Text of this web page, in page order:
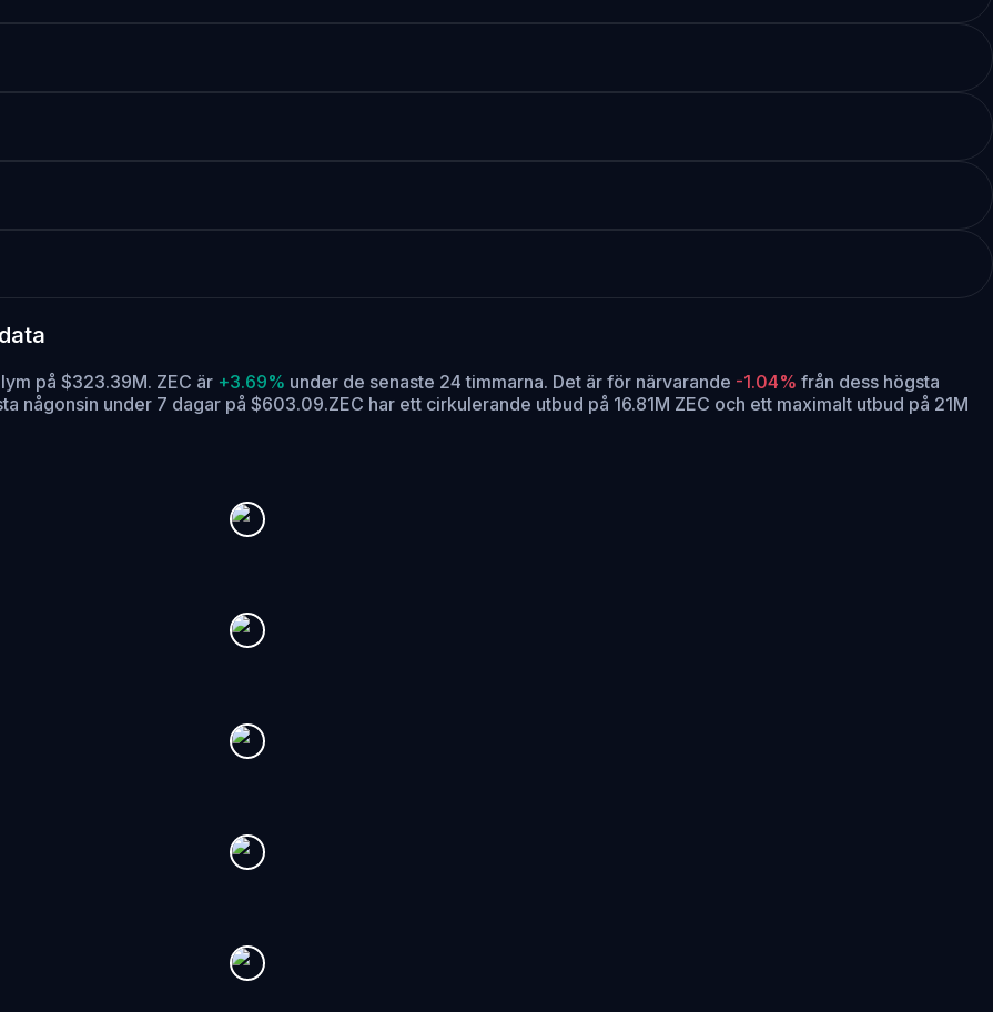
på $323.39M. ZEC är +3.69% under de senaste 24 timmarna. Det är för närvarande -1.04% från dess högsta
någonsin under 7 dagar på $603.09.ZEC har ett cirkulerande utbud på 16.81M ZEC och ett maximalt utbud på 21M